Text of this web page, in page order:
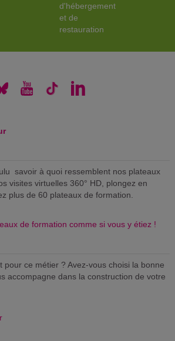
d'hébergement
et de
restauration
savoir à quoi ressemblent nos plateaux
visites virtuelles 360° HD, plongez en
plus de 60 plateaux de formation.
de formation comme si vous y étiez !
pour ce métier ? Avez-vous choisi la bonne
accompagne dans la construction de votre